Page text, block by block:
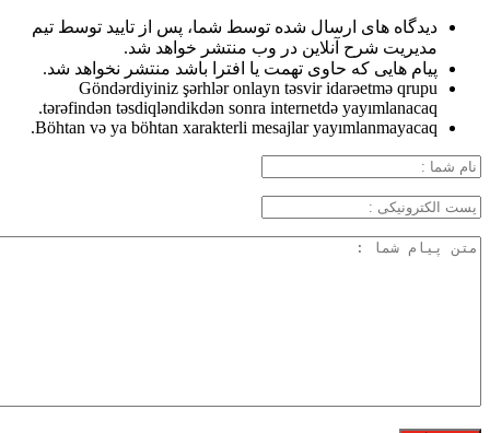
دیدگاه های ارسال شده توسط شما، پس از تایید توسط تیم
مدیریت شرح آنلاین در وب منتشر خواهد شد.
پیام هایی که حاوی تهمت یا افترا باشد منتشر نخواهد شد.
Göndərdiyiniz şərhlər onlayn təsvir idarəetmə qrupu
tərəfindən təsdiqləndikdən sonra internetdə yayımlanacaq.
Böhtan və ya böhtan xarakterli mesajlar yayımlanmayacaq.